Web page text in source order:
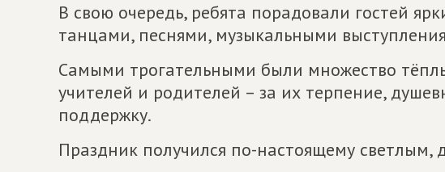
В свою очередь, ребята порадовали гостей
танцами, песнями, музыкальными
Самыми трогательными были множество
учителей и родителей – за их терпение,
поддержку.
Праздник получился по-настоящему